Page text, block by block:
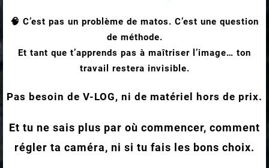
🧠 C’est pas un problème de matos. C’est une question
de méthode.
Et tant que t’apprends pas à maîtriser l’image… ton
travail restera invisible.
Pas besoin de V-LOG, ni de matériel hors de prix.
Et tu ne sais plus par où commencer, comment
régler ta caméra, ni si tu fais les bons choix.